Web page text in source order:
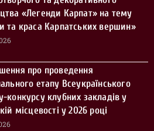
«Легенди Карпат» на тему
та краса Карпатських вершин»
про проведення
етапу Всеукраїнського
конкурсу клубних закладів у
місцевості у 2026 році